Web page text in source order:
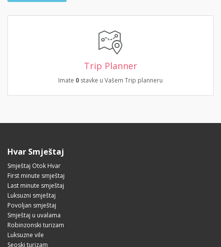
Trip Planner
Imate 0 stavke u Vašem Trip planneru
Hvar Smještaj
Smještaj Otok Hvar
First minute smještaj
Last minute smještaj
Luksuzni smještaj
Povoljan smještaj
Smještaj u uvalama
Robinzonski turizam
Luksuzne vile
Seoski turizam